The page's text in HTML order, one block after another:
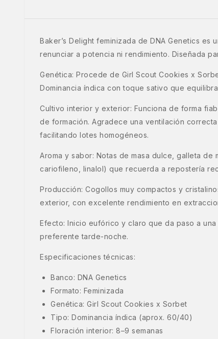
Baker’s Delight feminizada de DNA Genetics
renunciar a potencia ni rendimiento. Diseñada
Genética: Procede de Girl Scout Cookies x
Dominancia índica con toque sativo que
Cultivo interior y exterior: Funciona de forma
de formación. Agradece una ventilación
facilitando lotes homogéneos.
Aroma y sabor: Notas de masa dulce, galleta
cariofileno, linalol) que recuerda a repostería
Producción: Cogollos muy compactos y
exterior, con excelente rendimiento en
Efecto: Inicio eufórico y claro que da paso a
preferente tarde-noche.
Especificaciones técnicas:
Banco: DNA Genetics
Formato: Feminizada
Genética: Girl Scout Cookies x Sorbet
Tipo: Dominancia índica (aprox. 60/40)
Floración interior: 8–9 semanas